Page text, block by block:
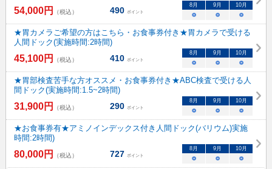
54,000円 （税込） 490 ポイント
8月 9月 10月
○ ○ ○
★胃カメラご希望の方はこちら・お食事券付き★胃カメラで受ける
人間ドック(実施時間:2時間)
45,100円 （税込） 410 ポイント
8月 9月 10月
○ ○ ○
★胃部検査苦手な方オススメ・お食事券付き★ABC検査で受ける人
間ドック(実施時間:1.5~2時間)
31,900円 （税込） 290 ポイント
8月 9月 10月
○ ○ ○
★お食事券有★アミノインデックス付き人間ドック(バリウム)実施
時間:2時間)
80,000円 （税込） 727 ポイント
8月 9月 10月
○ ○ ○